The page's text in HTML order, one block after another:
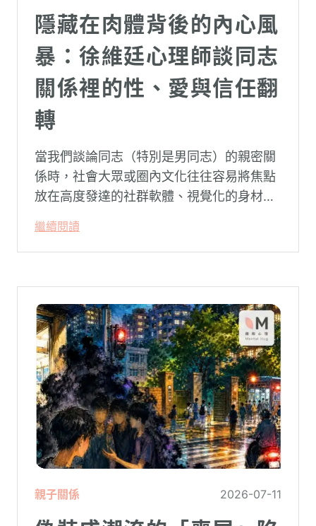
隱藏在肉體背後的內心風
暴：徐維廷心理師談同志
關係裡的性、愛與信任翻
轉
當我們談論同志（特別是男同志）的親密關
係時，社會大眾或圈內文化往往容易將焦點
放在高度發達的社群軟體、視覺化的身材資
砲文化的普及度上。
繼續閱讀
親子關係 2026-07-11